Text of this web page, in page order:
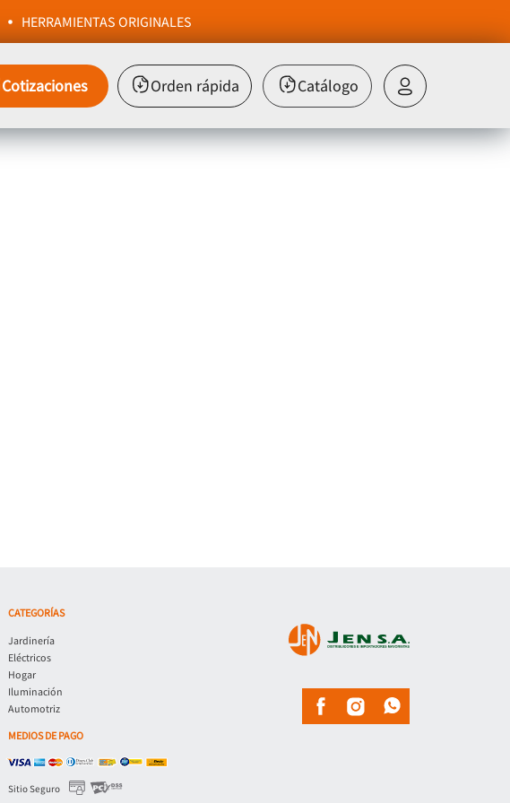
HERRAMIENTAS ORIGINALES
Cotizaciones Orden rápida Catálogo
CATEGORÍAS
Jardinería
Eléctricos
Hogar
Iluminación
Automotriz
MEDIOS DE PAGO
Sitio Seguro